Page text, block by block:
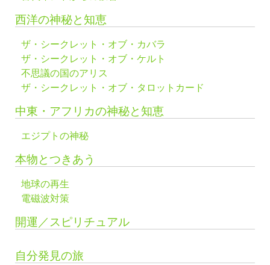
西洋の神秘と知恵
ザ・シークレット・オブ・カバラ
ザ・シークレット・オブ・ケルト
不思議の国のアリス
ザ・シークレット・オブ・タロットカード
中東・アフリカの神秘と知恵
エジプトの神秘
本物とつきあう
地球の再生
電磁波対策
開運／スピリチュアル
自分発見の旅